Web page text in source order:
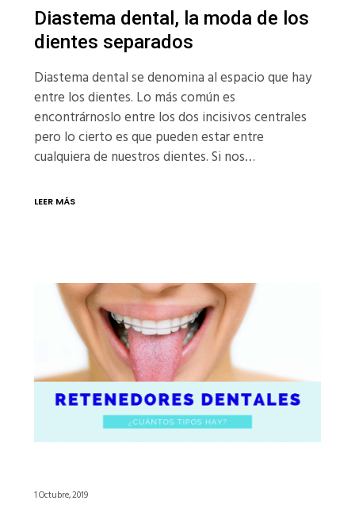
Diastema dental, la moda de los
dientes separados
Diastema dental se denomina al espacio que hay
entre los dientes. Lo más común es
encontrárnoslo entre los dos incisivos centrales
pero lo cierto es que pueden estar entre
cualquiera de nuestros dientes. Si nos…
LEER MÁS
1 Octubre, 2019